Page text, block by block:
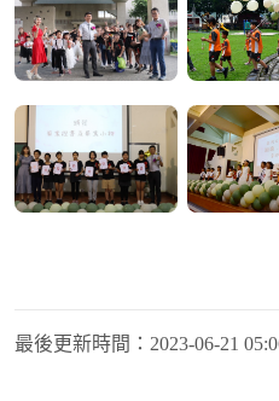
最後更新時間： 2023-06-21